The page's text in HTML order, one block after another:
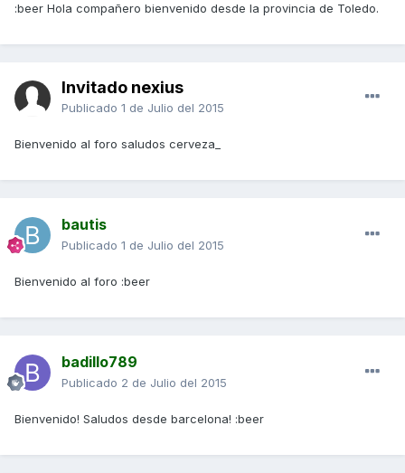
:beer Hola compañero bienvenido desde la provincia de Toledo.
Invitado nexius
Publicado 1 de Julio del 2015
Bienvenido al foro saludos cerveza_
bautis
Publicado 1 de Julio del 2015
Bienvenido al foro :beer
badillo789
Publicado 2 de Julio del 2015
Bienvenido! Saludos desde barcelona! :beer